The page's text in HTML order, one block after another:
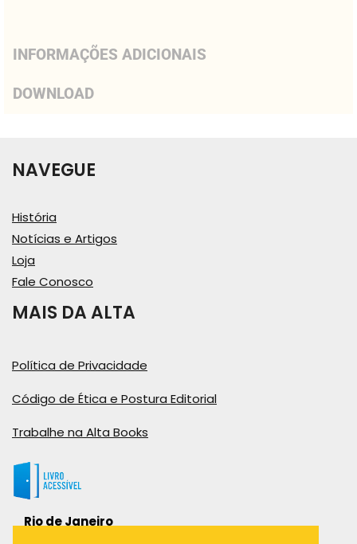
INFORMAÇÕES ADICIONAIS
DOWNLOAD
NAVEGUE
História
Notícias e Artigos
Loja
Fale Conosco
MAIS DA ALTA
Política de Privacidade
Código de Ética e Postura Editorial
Trabalhe na Alta Books
Rio de Janeiro